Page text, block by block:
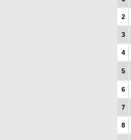
2
3
4
5
6
7
8